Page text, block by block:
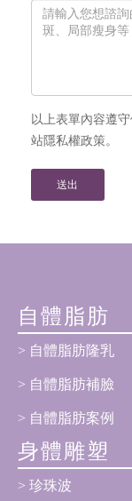
以上表單內容遵
站隱私權政策。
自體脂肪
自體脂肪隆乳
自體脂肪補臉
自體脂肪案例
身體雕塑
珍珠波